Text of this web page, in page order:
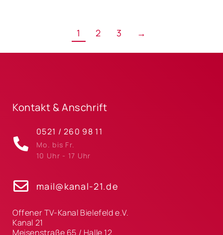
1 2 3 →
Kontakt & Anschrift
0521 / 260 98 11
Mo. bis Fr.
10 Uhr - 17 Uhr
mail@kanal-21.de
Offener TV-Kanal Bielefeld e.V.
Kanal 21
Meisenstraße 65 / Halle 12